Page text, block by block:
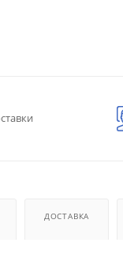
ДОСТАВКА